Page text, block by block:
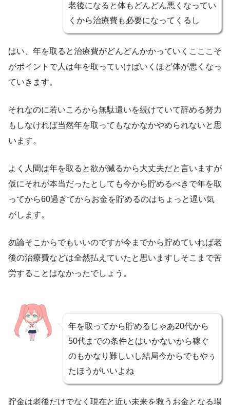
老後になると体もどんどん悪くなってい
くから治療費も必要になってくるし
はい、年を取ると治療費がどんどんかかっていくこここそ
がポイントで人は年を取っていけばいくほど体が悪くなっ
ていきます。
それなのに若いころから無駄遣いを続けていて辞める努力
もしなければ当然年を取ってもなかなかやめられないと思
います。
よく人間は年を取ると欲が減るから大丈夫だと言いますが
仮にそれが本当だったとしても今から貯めるべきで年を取
ってから60過ぎてからお金を貯めるのはちょっと遅い気
がします。
勿論そこからでもいいのですが今までから貯めていれば老
後の治療費などは全然払えていたと思いますしそこまで苦
労することはなかったでしょう。
年を取ってから貯めるじゃあ20代から
50代までの条件とはいかないから稼ぐ
のもかなり難しいし結局今からでもやぅ
たほうがいいよね
貯金は老後だけでなく現在と近い未来を救うお金となる場